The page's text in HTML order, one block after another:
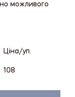
можливого
Ціна/уп.
108